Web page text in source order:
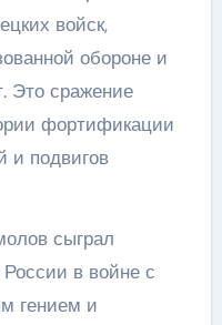
войск,
обороне и
Это сражение
фортификации
и подвигов
сыграл
в войне с
гением и